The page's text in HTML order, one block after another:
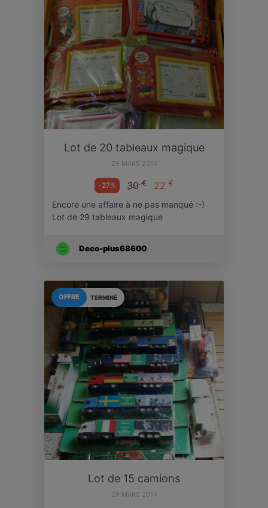
Lot de 20 tableaux magique
29 MARS 2014
-27% 30€ 22 €
Encore une affaire à ne pas manqué :-)
Lot de 29 tableaux magique
Deco-plus68600
TERMINÉ
OFFRE
Lot de 15 camions
29 MARS 2014